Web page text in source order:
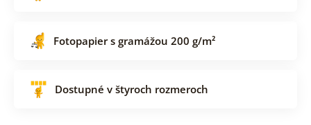
Fotopapier s gramážou 200 g/m²
Dostupné v štyroch rozmeroch